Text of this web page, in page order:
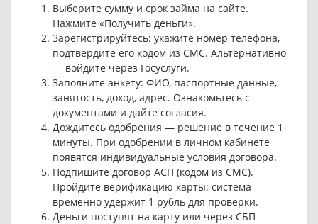
Выберите сумму и срок займа на сайте.
Нажмите «Получить деньги».
Зарегистрируйтесь: укажите номер телефона,
подтвердите его кодом из СМС. Альтернативно
— войдите через Госуслуги.
Заполните анкету: ФИО, паспортные данные,
занятость, доход, адрес. Ознакомьтесь с
документами и дайте согласия.
Дождитесь одобрения — решение в течение 1
минуты. При одобрении в личном кабинете
появятся индивидуальные условия договора.
Подпишите договор АСП (кодом из СМС).
Пройдите верификацию карты: система
временно удержит 1 рубль для проверки.
Деньги поступят на карту или через СБП